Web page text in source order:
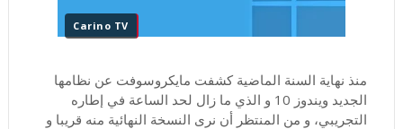
Carino TV
منذ نهاية السنة الماضية كشفت مايكروسوفت عن نظامها
الجديد ويندوز 10 و الذي ما زال لحد الساعة في إطاره
التجريبي، و من المنتظر أن نرى النسخة النهائية منه قريبا و